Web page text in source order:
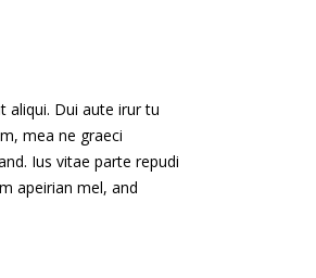
aliqui. Dui aute irur tu
mea ne graeci
Ius vitae parte repudi
apeirian mel, and